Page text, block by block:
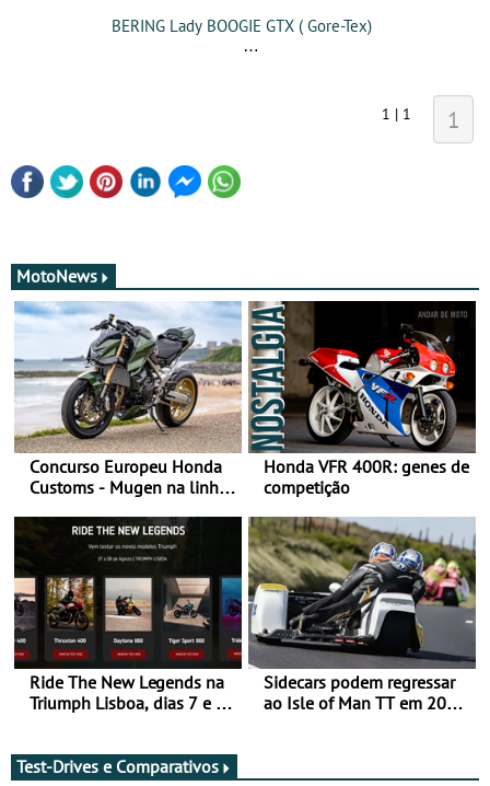
BERING Lady BOOGIE GTX ( Gore-Tex)
1 | 1 1
MotoNews
Concurso Europeu Honda
Customs - Mugen na linha
ganhar
Honda VFR 400R: genes de
competição
Ride The New Legends na
Triumph Lisboa, dias 7 e 8
Sidecars podem regressar
ao Isle of Man TT em 2027
Test-Drives e Comparativos